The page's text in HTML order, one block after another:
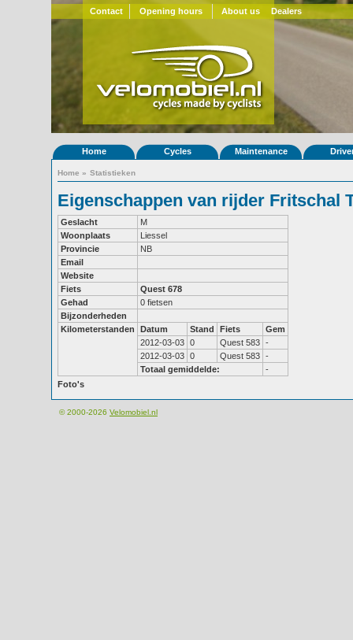
Contact Opening hours About us Dealers
Home Cycles Maintenance
Home » Statistieken
Eigenschappen van rijder Fritschal
Geslacht
M
Woonplaats
Liessel
Provincie
NB
Email
Website
Fiets
Quest 678
Gehad
0 fietsen
Bijzonderheden
Kilometerstanden
Datum Stand Fiets
Gem
2012-03-03 0 Quest 583 -
2012-03-03 0 Quest 583 -
Totaal gemiddelde:
-
Foto's
© 2000-2026 Velomobiel.nl